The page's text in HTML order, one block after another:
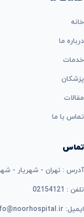
خانه
درباره ما
خدمات
پزشکان
مقالات
تماس با ما
تماس
آدرس : تهران - شهریار -
تلفن : 02154121
ایمیل: info@noorhospital.ir